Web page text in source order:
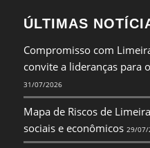
ÚLTIMAS
Compromisso com
convite a lideranças para
31/07/2026
Mapa de Riscos de
sociais e econômicos 29/07/